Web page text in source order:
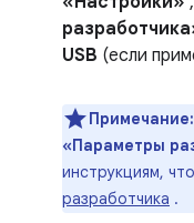
USB (если
Примечание:
«Параметры
инструкциям,
разработчика .